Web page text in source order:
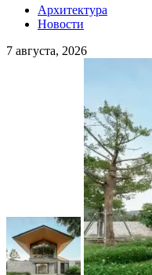
Архитектура
Новости
7 августа, 2026